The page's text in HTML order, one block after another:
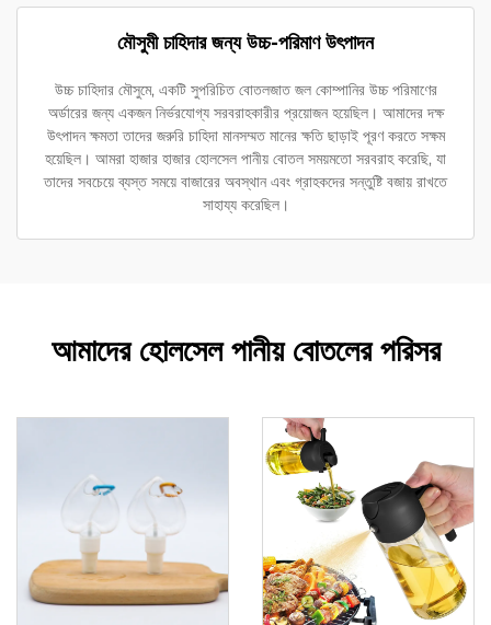
মৌসুমী চাহিদার জন্য উচ্চ-পরিমাণ উৎপাদন
উচ্চ চাহিদার মৌসুমে, একটি সুপরিচিত বোতলজাত জল কোম্পানির উচ্চ পরিমাণের
অর্ডারের জন্য একজন নির্ভরযোগ্য সরবরাহকারীর প্রয়োজন হয়েছিল। আমাদের দক্ষ
উৎপাদন ক্ষমতা তাদের জরুরি চাহিদা মানসম্মত মানের ক্ষতি ছাড়াই পূরণ করতে সক্ষম
হয়েছিল। আমরা হাজার হাজার হোলসেল পানীয় বোতল সময়মতো সরবরাহ করেছি, যা
তাদের সবচেয়ে ব্যস্ত সময়ে বাজারের অবস্থান এবং গ্রাহকদের সন্তুষ্টি বজায় রাখতে
সাহায্য করেছিল।
আমাদের হোলসেল পানীয় বোতলের পরিসর